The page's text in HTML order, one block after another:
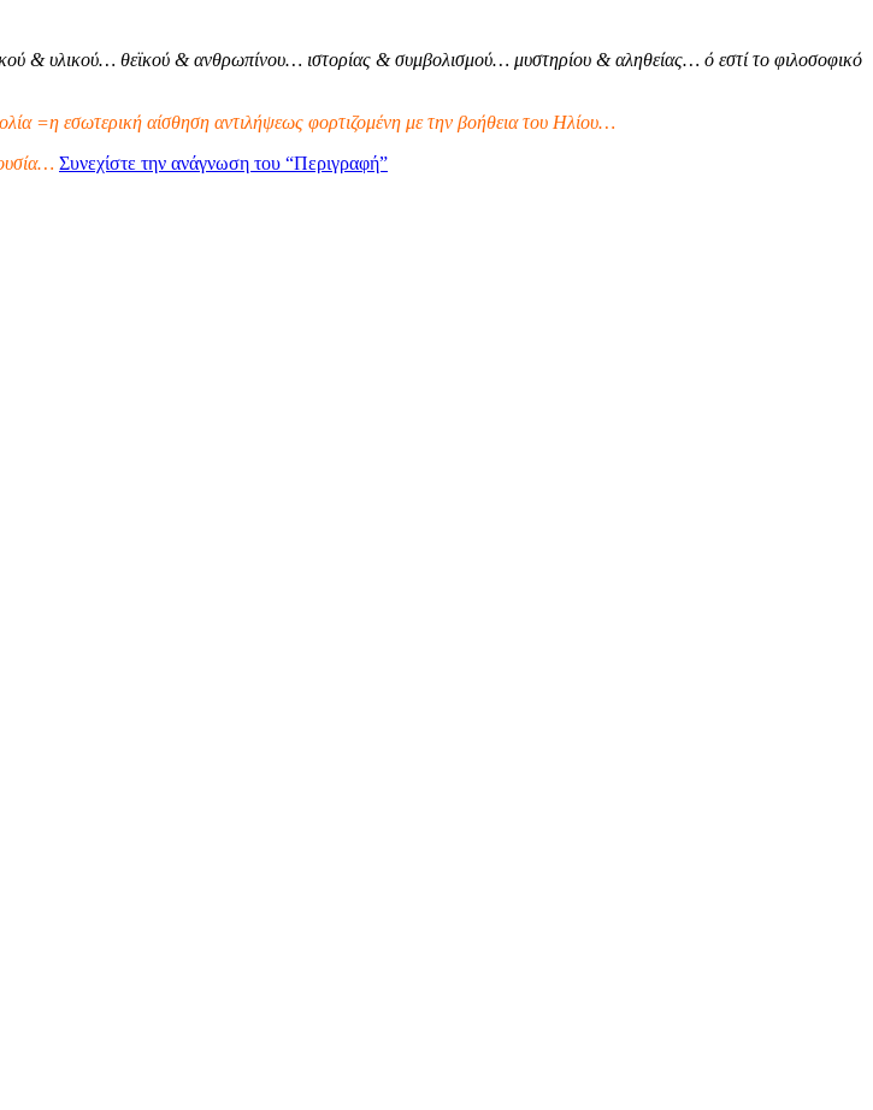
& υλικού… θεϊκού & ανθρωπίνου… ιστορίας & συμβολισμού… μυστηρίου & αληθείας… ό εστί το φιλοσοφικό
=η εσωτερική αίσθηση αντιλήψεως φορτιζομένη με την βοήθεια του Ηλίου…
Συνεχίστε την ανάγνωση του “Περιγραφή”